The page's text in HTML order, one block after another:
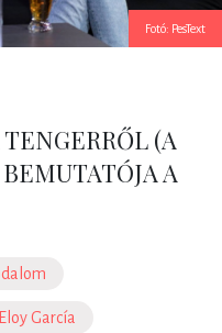
Fotó: PesText
(A
A
García